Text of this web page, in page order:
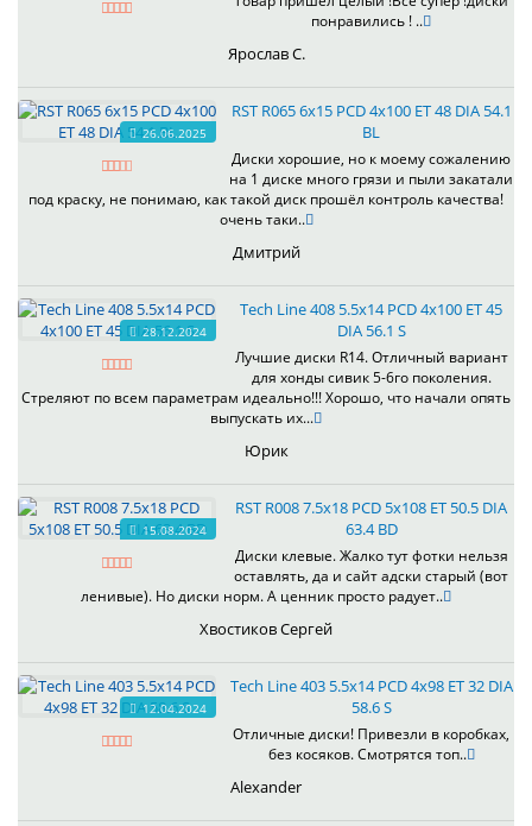
понравились ! ..
Ярослав С.
26.06.2025
RST R065 6x15 PCD 4x100 ET 48 DIA 54.1
BL
Диски хорошие, но к моему сожалению
на 1 диске много грязи и пыли закатали
под краску, не понимаю, как такой диск прошёл контроль качества!
очень таки..
Дмитрий
28.12.2024
Tech Line 408 5.5x14 PCD 4x100 ET 45
DIA 56.1 S
Лучшие диски R14. Отличный вариант
для хонды сивик 5-6го поколения.
Стреляют по всем параметрам идеально!!! Хорошо, что начали опять
выпускать их...
Юрик
15.08.2024
RST R008 7.5x18 PCD 5x108 ET 50.5 DIA
63.4 BD
Диски клевые. Жалко тут фотки нельзя
оставлять, да и сайт адски старый (вот
ленивые). Но диски норм. А ценник просто радует..
Хвостиков Сергей
12.04.2024
Tech Line 403 5.5x14 PCD 4x98 ET 32 DIA
58.6 S
Отличные диски! Привезли в коробках,
без косяков. Смотрятся топ..
Alexander